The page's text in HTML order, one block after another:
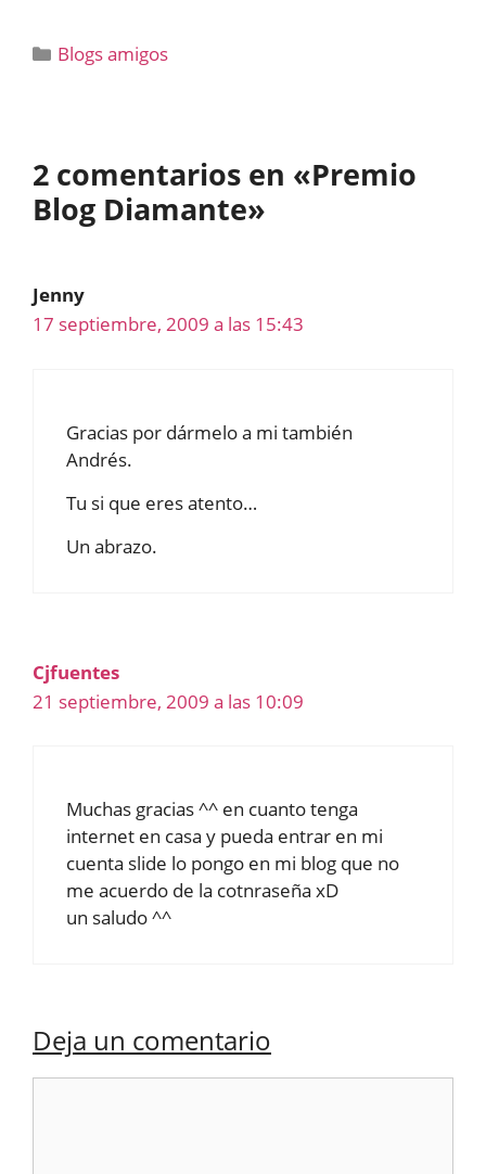
Categorías
Blogs amigos
2 comentarios en «Premio
Blog Diamante»
Jenny
17 septiembre, 2009 a las 15:43
Gracias por dármelo a mi también
Andrés.
Tu si que eres atento…
Un abrazo.
Cjfuentes
21 septiembre, 2009 a las 10:09
Muchas gracias ^^ en cuanto tenga
internet en casa y pueda entrar en mi
cuenta slide lo pongo en mi blog que no
me acuerdo de la cotnraseña xD
un saludo ^^
Deja un comentario